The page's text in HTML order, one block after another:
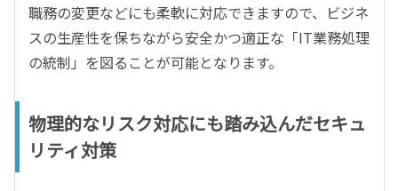
職務の変更などにも柔軟に対応できますので、ビジネ
スの生産性を保ちながら安全かつ適正な「IT業務処理
の統制」を図ることが可能となります。
物理的なリスク対応にも踏み込んだセキュ
リティ対策